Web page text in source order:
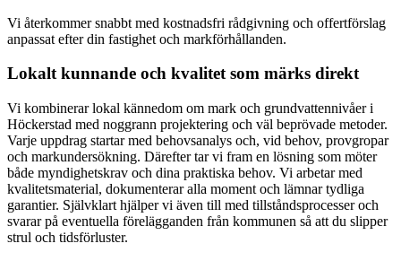
Vi återkommer snabbt med kostnadsfri rådgivning och offertförslag
anpassat efter din fastighet och markförhållanden.
Lokalt kunnande och kvalitet som märks direkt
Vi kombinerar lokal kännedom om mark och grundvattennivåer i
Höckerstad med noggrann projektering och väl beprövade metoder.
Varje uppdrag startar med behovsanalys och, vid behov, provgropar
och markundersökning. Därefter tar vi fram en lösning som möter
både myndighetskrav och dina praktiska behov. Vi arbetar med
kvalitetsmaterial, dokumenterar alla moment och lämnar tydliga
garantier. Självklart hjälper vi även till med tillståndsprocesser och
svarar på eventuella förelägganden från kommunen så att du slipper
strul och tidsförluster.